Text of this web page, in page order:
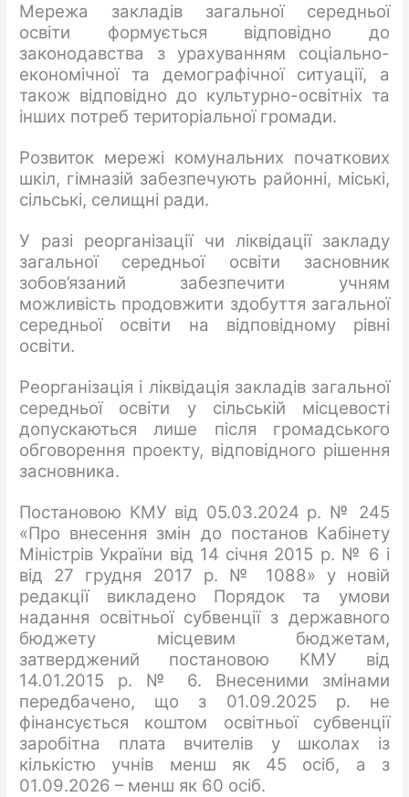
Мережа закладів загальної середньої
освіти формується відповідно до
законодавства з урахуванням соціально-
економічної та демографічної ситуації, а
також відповідно до культурно-освітніх та
інших потреб територіальної громади.
Розвиток мережі комунальних початкових
шкіл, гімназій забезпечують районні, міські,
сільські, селищні ради.
У разі реорганізації чи ліквідації закладу
загальної середньої освіти засновник
зобов’язаний забезпечити учням
можливість продовжити здобуття загальної
середньої освіти на відповідному рівні
освіти.
Реорганізація і ліквідація закладів загальної
середньої освіти у сільській місцевості
допускаються лише після громадського
обговорення проекту, відповідного рішення
засновника.
Постановою КМУ від 05.03.2024 р. № 245
«Про внесення змін до постанов Кабінету
Міністрів України від 14 січня 2015 р. № 6 і
від 27 грудня 2017 р. № 1088» у новій
редакції викладено Порядок та умови
надання освітньої субвенції з державного
бюджету місцевим бюджетам,
затверджений постановою КМУ від
14.01.2015 р. № 6. Внесеними змінами
передбачено, що з 01.09.2025 р. не
фінансується коштом освітньої субвенції
заробітна плата вчителів у школах із
кількістю учнів менш як 45 осіб, а з
01.09.2026 – менш як 60 осіб.